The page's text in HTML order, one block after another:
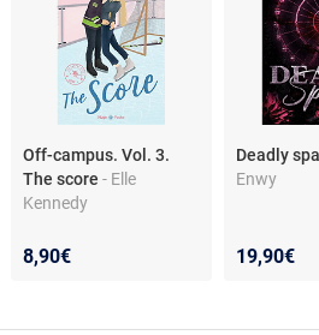
Off-campus. Vol. 3.
The score- Elle
Kennedy
8,90€
Deadly
Enwy
19,90€